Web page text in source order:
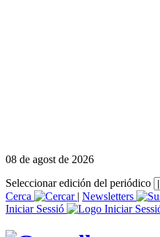
08 de agost de 2026
Seleccionar edición del periódico
Cerca
| Newsletters
Iniciar Sessió